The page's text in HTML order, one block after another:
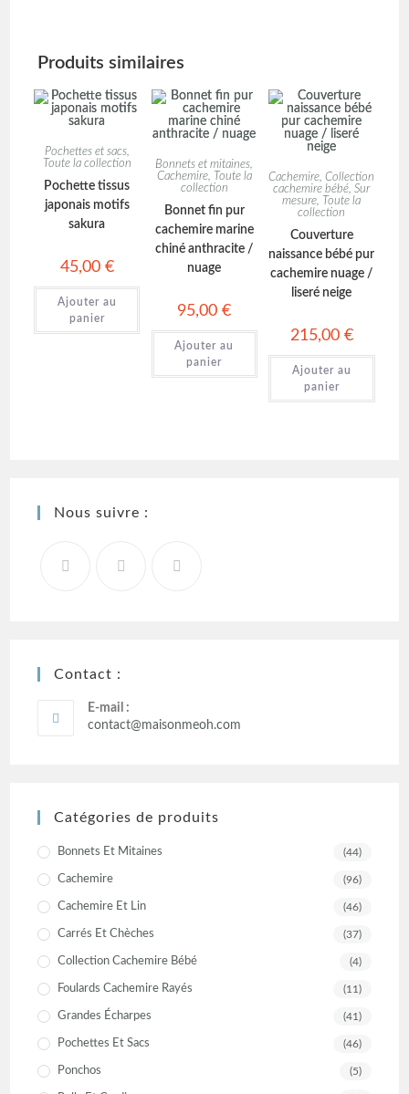
Produits similaires
Pochettes et sacs,
Toute la collection
Pochette tissus
japonais motifs
sakura
45,00 €
Ajouter au
panier
Bonnets et mitaines,
Cachemire, Toute la
collection
Bonnet fin pur
cachemire marine
chiné anthracite /
nuage
95,00€
Ajouter au
panier
Cachemire,Collection
cachemire bébé,Sur
mesure, Toute la
collection
Couverture
naissance bébé pur
cachemire nuage /
liseré neige
215,00 €
Ajouter au
panier
Nous suivre :
Contact :
E-mail :
contact@maisonmeoh.com
Catégories de produits
Bonnets Et Mitaines (44)
Cachemire (96)
Cachemire Et Lin (46)
Carrés Et Chèches (37)
Collection Cachemire Bébé (4)
Foulards Cachemire Rayés (11)
Grandes Écharpes (41)
Pochettes Et Sacs (46)
Ponchos (5)